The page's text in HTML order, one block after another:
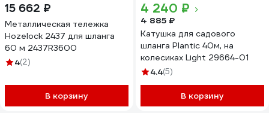
15 662 ₽
Металлическая тележка
Hozelock 2437 для шланга
60 м 2437R3600
4(2)
В корзину
4 240 ₽
4 885 ₽
Катушка для садового
шланга Plantic 40м, на
колесиках Light 29664-01
4.4(5)
В корзину